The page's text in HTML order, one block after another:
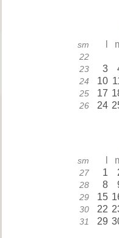
sm
22
23 3
24 10
25 17
26 24
sm
27 1
28 8
29 15
30 22
31 29